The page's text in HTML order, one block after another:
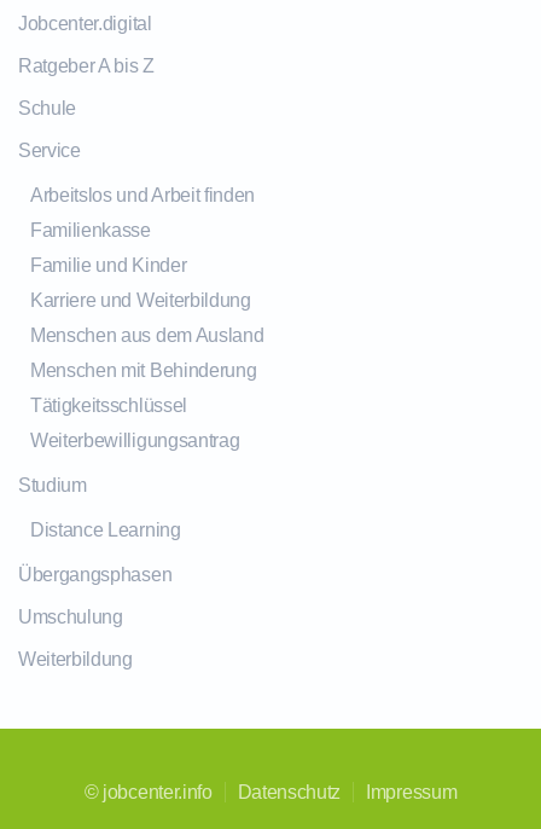
Jobcenter.digital
Ratgeber A bis Z
Schule
Service
Arbeitslos und Arbeit finden
Familienkasse
Familie und Kinder
Karriere und Weiterbildung
Menschen aus dem Ausland
Menschen mit Behinderung
Tätigkeitsschlüssel
Weiterbewilligungsantrag
Studium
Distance Learning
Übergangsphasen
Umschulung
Weiterbildung
© jobcenter.info Datenschutz Impressum